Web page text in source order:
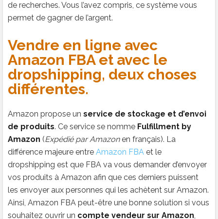
de recherches. Vous l’avez compris, ce système vous
permet de gagner de l’argent.
Vendre en ligne avec
Amazon FBA et avec le
dropshipping, deux choses
différentes.
Amazon propose un service de stockage et d’envoi
de produits. Ce service se nomme Fulfillment by
Amazon (Expédié par Amazonen français). La
différence majeure entre Amazon FBA et le
dropshipping est que FBA va vous demander d’envoyer
vos produits à Amazon afin que ces derniers puissent
les envoyer aux personnes qui les achètent sur Amazon.
Ainsi, Amazon FBA peut-être une bonne solution si vous
souhaitez ouvrir un compte vendeur sur Amazon,